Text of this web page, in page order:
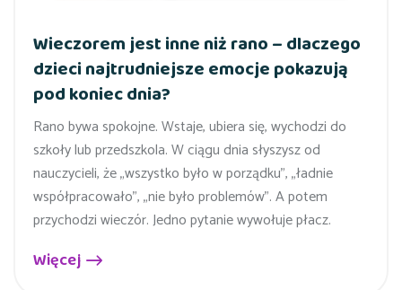
Wieczorem jest inne niż rano – dlaczego
dzieci najtrudniejsze emocje pokazują
pod koniec dnia?
Rano bywa spokojne. Wstaje, ubiera się, wychodzi do
szkoły lub przedszkola. W ciągu dnia słyszysz od
nauczycieli, że „wszystko było w porządku”, „ładnie
współpracowało”, „nie było problemów”. A potem
przychodzi wieczór. Jedno pytanie wywołuje płacz.
Więcej